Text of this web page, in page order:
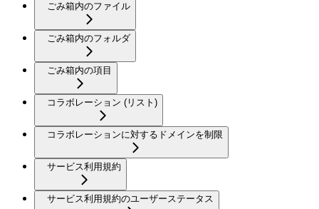
ごみ箱内のファイル
ごみ箱内のフォルダ
ごみ箱内の項目
コラボレーション (リスト)
コラボレーションに対するドメインを制限
サービス利用規約
サービス利用規約のユーザーステータス